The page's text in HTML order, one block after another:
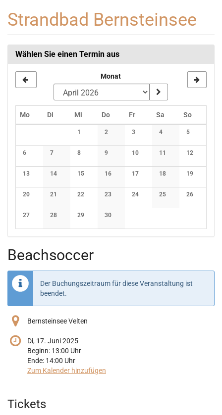
Haupt-
Strandbad Bernsteinsee
Wählen Sie einen Termin aus
Monat
MoMontag
Di Dienstag
Mi Mittwoch
DoDonnerstag
FrFreitagSa Samstag
SoSonntag
1
Keine Veranstaltungen
2
Keine Veranstaltungen
3
Keine Veranstaltungen
4
Keine Veranstaltungen
5
Keine
6
Keine Veranstaltungen
7
Keine Veranstaltungen
8
Keine Veranstaltungen
9
Keine Veranstaltungen
10
Keine Veranstaltungen
11
Keine Veranstaltungen
12
Keine
13
Keine Veranstaltungen
14
Keine Veranstaltungen
15
Keine Veranstaltungen
16
Keine Veranstaltungen
17
Keine Veranstaltungen
18
Keine Veranstaltungen
19
Keine
20
Keine Veranstaltungen
21
Keine Veranstaltungen
22
Keine Veranstaltungen
23
Keine Veranstaltungen
24
Keine Veranstaltungen
25
Keine Veranstaltungen
26
Keine
27
Keine Veranstaltungen
28
Keine Veranstaltungen
29
Keine Veranstaltungen
30
Keine Veranstaltungen
Beachsoccer
Der Buchungszeitraum für diese Veranstaltung ist
beendet.
Bernsteinsee Velten
Di, 17. Juni 2025
Beginn: 13:00 Uhr
Ende: 14:00 Uhr
Zum Kalender hinzufügen
Produkte
Tickets